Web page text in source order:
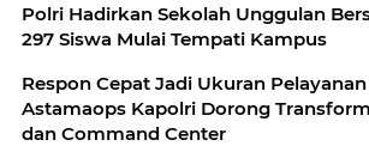
Polri Hadirkan Sekolah Unggulan
297 Siswa Mulai Tempati Kampus
Respon Cepat Jadi Ukuran
Astamaops Kapolri Dorong
dan Command Center